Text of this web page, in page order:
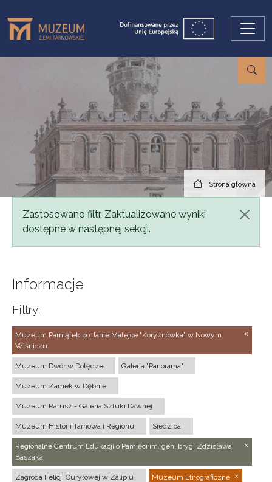
Strona główna
Komunikat
Zastosowano filtr. Zaktualizowane wyniki
dostępne w następnej sekcji.
Informacje
Filtry:
Muzeum Pamiątek po Janie Matejce "Koryznówka" w Nowym
Wiśniczu
Muzeum Dwór w Dołędze Galeria "Panorama"
Muzeum Zamek w Dębnie
Muzeum Ratusz - Galeria Sztuki Dawnej
Muzeum Historii Tarnowa i Regionu Siedziba
Regionalne Centrum Edukacji o Pamięci im. gen. bryg. Zdzisława
Baszaka
Zagroda Felicji Curyłowej w Zalipiu Muzeum Etnograficzne